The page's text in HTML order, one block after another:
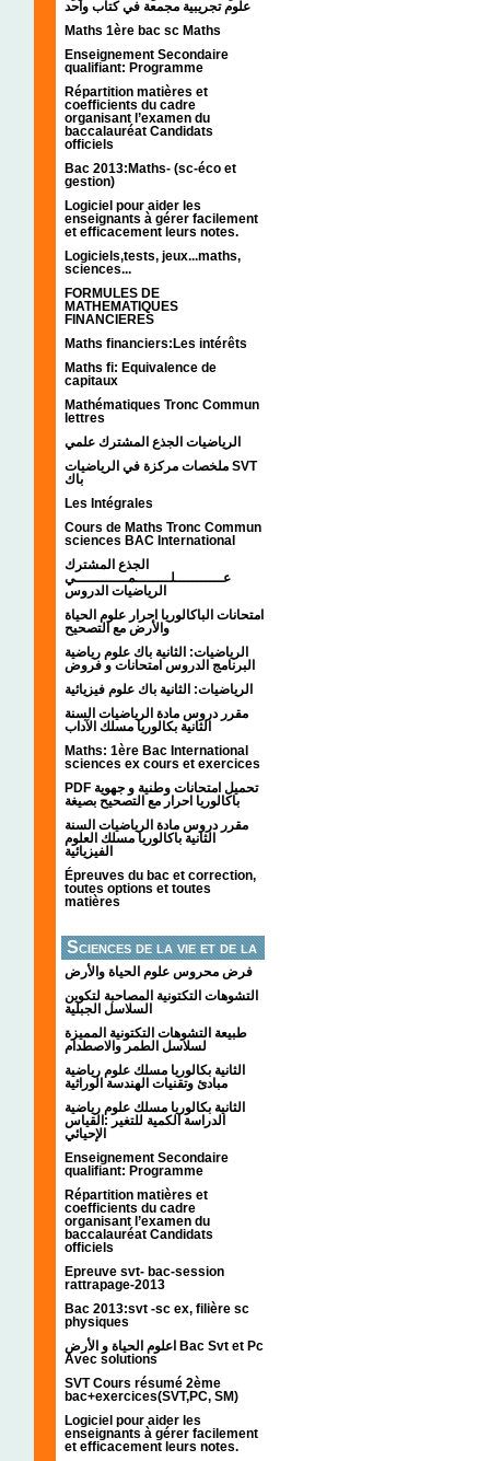
علوم تجريبية مجمعة في كتاب واحد
Maths 1ère bac sc Maths
Enseignement Secondaire
qualifiant: Programme
Répartition matières et
coefficients du cadre
organisant l’examen du
baccalauréat Candidats
officiels
Bac 2013:Maths- (sc-éco et
gestion)
Logiciel pour aider les
enseignants à gérer facilement
et efficacement leurs notes.
Logiciels,tests, jeux...maths,
sciences...
FORMULES DE
MATHEMATIQUES
FINANCIERES
Maths financiers:Les intérêts
Maths fi: Equivalence de
capitaux
Mathématiques Tronc Commun
lettres
الرياضيات الجذع المشترك علمي
ملخصات مركزة في الرياضيات SVT
باك
Les Intégrales
Cours de Maths Tronc Commun
sciences BAC International
الجذع المشترك
عـــــــــــلــــــــمــــــــــــي
الرياضيات الدروس
امتحانات الباكالوريا احرار علوم الحياة
والأرض مع التصحيح
الرياضيات: الثانية باك علوم رياضية
البرنامج الدروس امتحانات و فروض
الرياضيات: الثانية باك علوم فيزيائية
مقرر دروس مادة الرياضيات السنة
الثانية بكالوريا مسلك الآداب
Maths: 1ère Bac International
sciences ex cours et exercices
PDF تحميل امتحانات وطنية و جهوية
باكالوريا احرار مع التصحيح بصيغة
مقرر دروس مادة الرياضيات السنة
الثانية باكالوريا مسلك العلوم
الفيزيائية
Épreuves du bac et correction,
toutes options et toutes
matières
Sciences de la vie et de la
terre
فرض محروس علوم الحياة والأرض
التشوهات التكتونیة المصاحبة لتكوین
السلاسل الجبلیة
طبيعة التشوهات التكتونية المميزة
لسلاسل الطمر والاصطدام
الثانية بكالوريا مسلك علوم رياضية
مبادئ وتقنيات الهندسة الوراثية
الثانية بكالوريا مسلك علوم رياضية
الدراسة الكمية للتغير :القياس
الإحيائي
Enseignement Secondaire
qualifiant: Programme
Répartition matières et
coefficients du cadre
organisant l’examen du
baccalauréat Candidats
officiels
Epreuve svt- bac-session
rattrapage-2013
Bac 2013:svt -sc ex, filière sc
physiques
اعلوم الحياة و الأرض Bac Svt et Pc
Avec solutions
SVT Cours résumé 2ème
bac+exercices(SVT,PC, SM)
Logiciel pour aider les
enseignants à gérer facilement
et efficacement leurs notes.